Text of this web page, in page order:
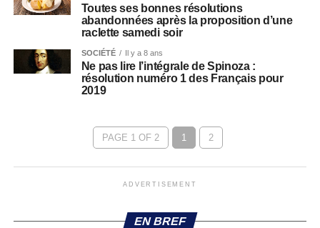
Toutes ses bonnes résolutions
abandonnées après la proposition d’une
raclette samedi soir
SOCIÉTÉ Il y a 8 ans
Ne pas lire l’intégrale de Spinoza :
résolution numéro 1 des Français pour
2019
PAGE 1 OF 2 1 2
ADVERTISEMENT
EN BREF